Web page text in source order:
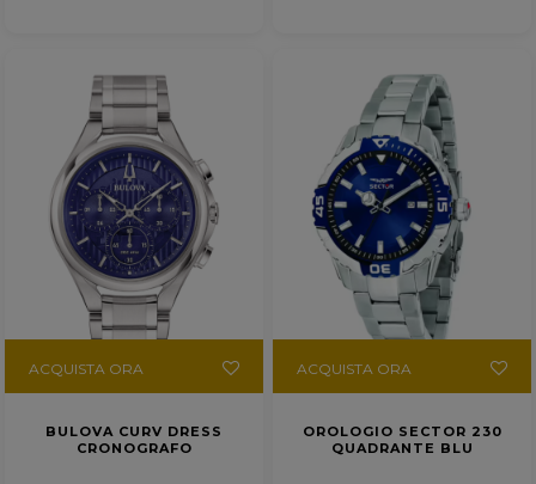
ACQUISTA ORA
BULOVA CURV DRESS
CRONOGRAFO
ACQUISTA ORA
OROLOGIO SECTOR 230
QUADRANTE BLU